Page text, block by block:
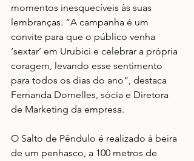
momentos inesquecíveis às suas
lembranças. “A campanha é um
convite para que o público venha
‘sextar’ em Urubici e celebrar a própria
coragem, levando esse sentimento
para todos os dias do ano”, destaca
Fernanda Dornelles, sócia e Diretora
de Marketing da empresa.
O Salto de Pêndulo é realizado à beira
de um penhasco, a 100 metros de